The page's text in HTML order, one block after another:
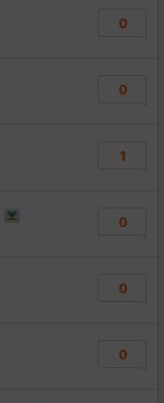
0
0
1
0
0
0